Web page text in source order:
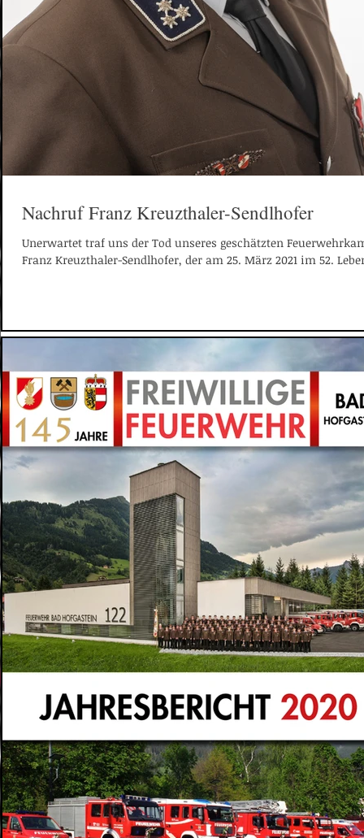
Nachruf Franz Kreuzthaler-Sendlhofer
Unerwartet traf uns der Tod unseres geschätzten
Franz Kreuzthaler-Sendlhofer, der am 25. März 2021 im 52.